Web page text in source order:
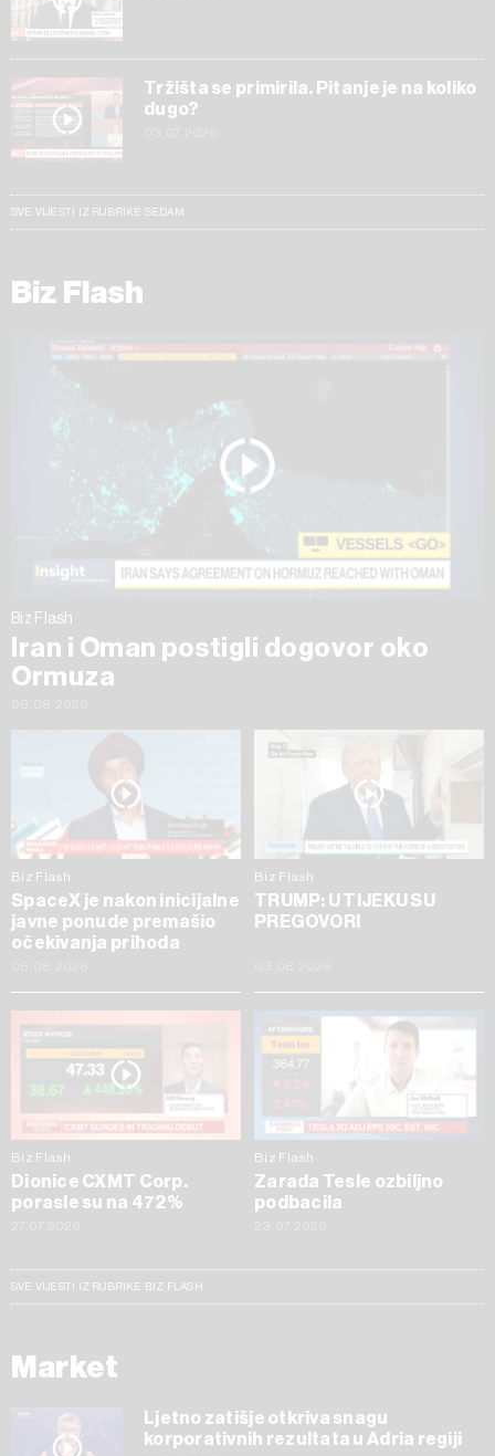
Tržišta se primirila. Pitanje je na koliko
dugo?
SVE VIJESTI IZ RUBRIKE SEDAM
Biz Flash
Biz Flash
Iran i Oman postigli dogovor oko
Ormuza
Biz Flash
SpaceX je nakon inicijalne
javne ponude premašio
očekivanja prihoda
Biz Flash
TRUMP: U TIJEKU SU
PREGOVORI
Biz Flash
Dionice CXMT Corp.
porasle su na 472%
Biz Flash
Zarada Tesle ozbiljno
podbacila
SVE VIJESTI IZ RUBRIKE BIZ FLASH
Market
Ljetno zatišje otkriva snagu
korporativnih rezultata u Adria regiji